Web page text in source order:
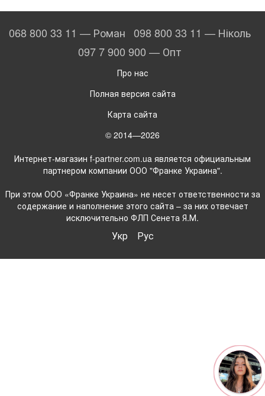
068 800 33 11 — Роман 098 800 33 11 — Ніколь
097 7 900 900 — Опт
Про нас
Полная версия сайта
Карта сайта
© 2014—2026
Интернет-магазин f-partner.com.ua является официальным
партнером компании ООО "Франке Украина".
При этом ООО «Франке Украина» не несет ответственности за
содержание и наполнение этого сайта – за них отвечает
исключительно ФЛП Сенета Я.М.
Укр Рус